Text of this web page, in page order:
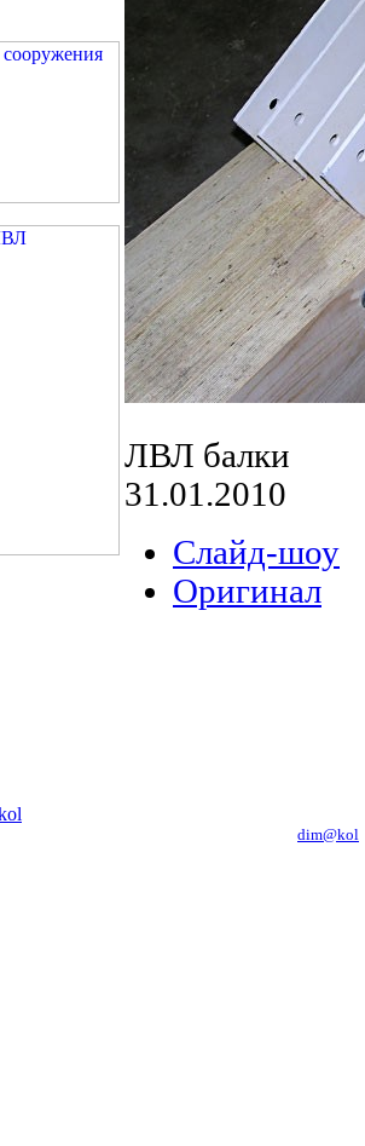
ЛВЛ балки
31.01.2010
Слайд-шоу
Оригинал
dim@kol